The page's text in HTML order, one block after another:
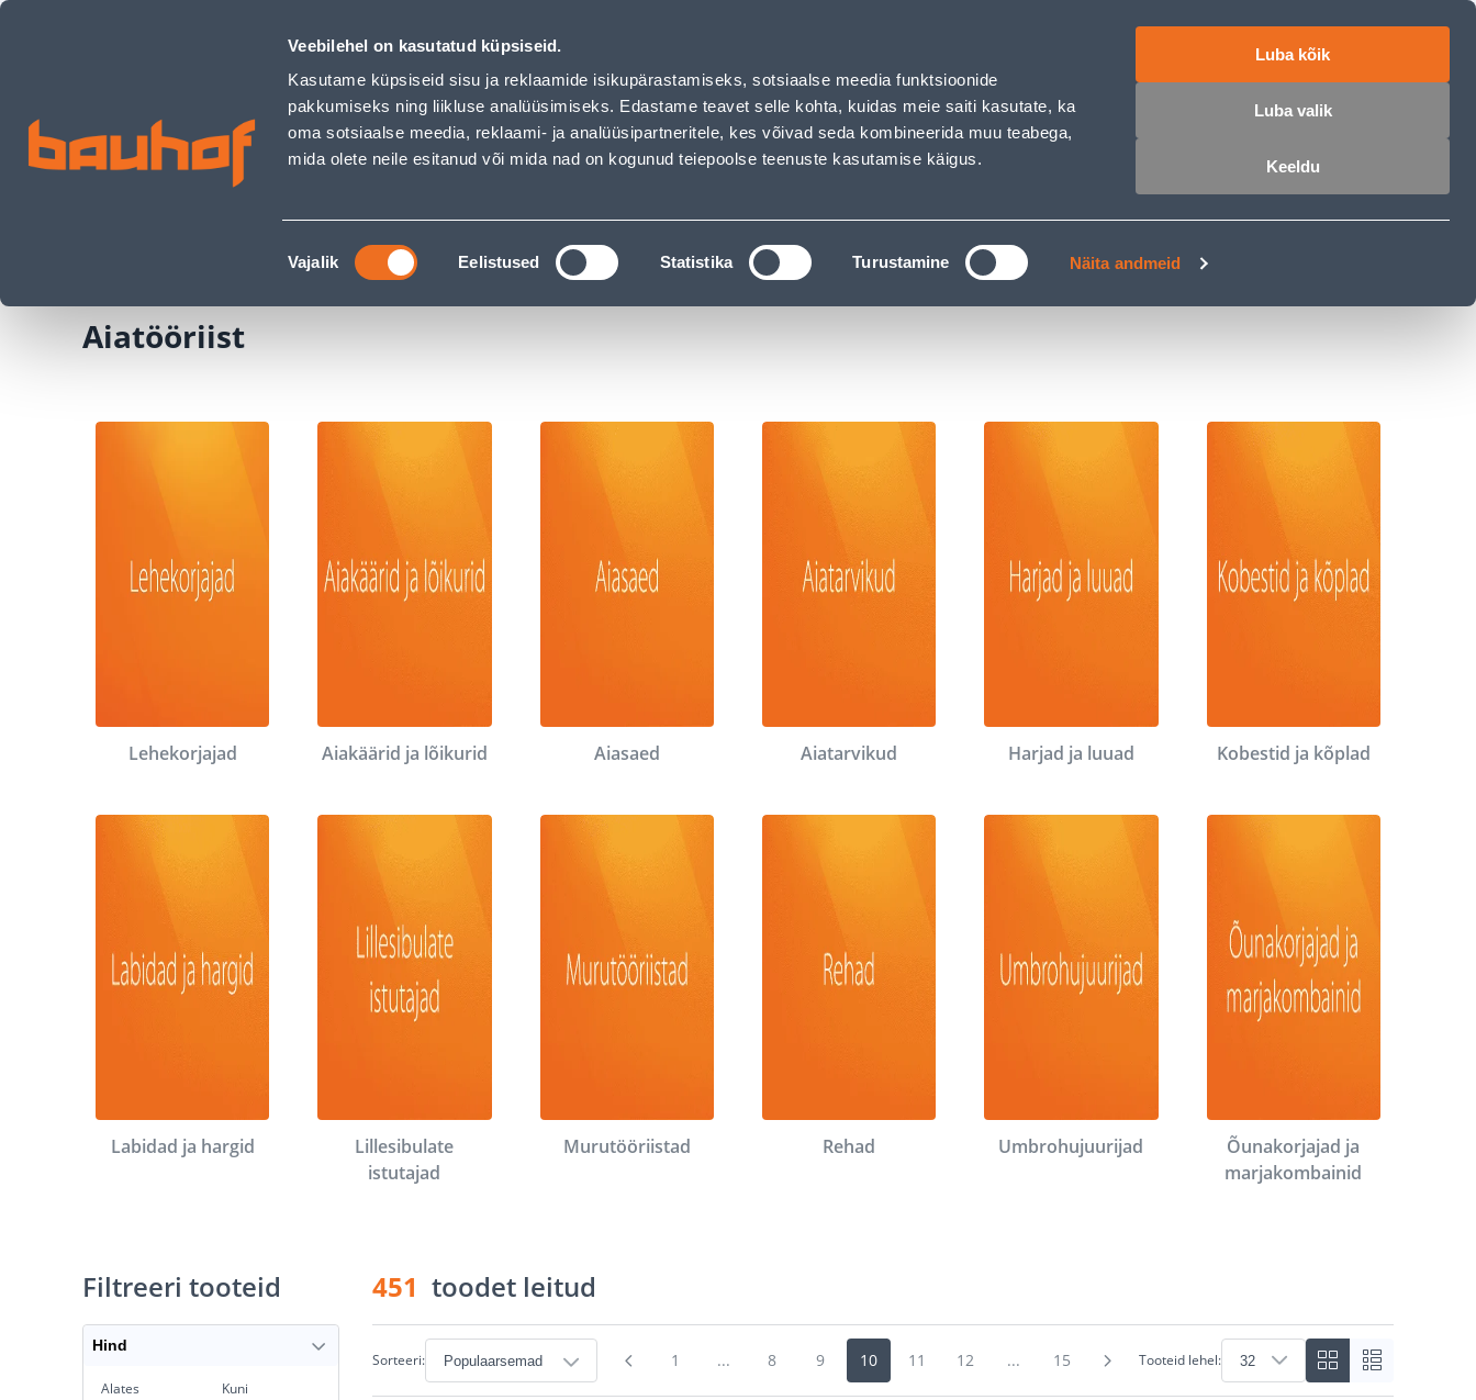
Veebilehel on kasutatud küpsiseid.
Kasutame küpsiseid sisu ja reklaamide isikupärastamiseks, sotsiaalse meedia funktsioonide
pakkumiseks ning liikluse analüüsimiseks. Edastame teavet selle kohta, kuidas meie saiti kasutate, ka
oma sotsiaalse meedia, reklaami- ja analüüsipartneritele, kes võivad seda kombineerida muu teabega,
mida olete neile esitanud või mida nad on kogunud teiepoolse teenuste kasutamise käigus.
Nõusoleku
valik
Vajalik Eelistused Statistika Turustamine Näita andmeid
Luba kõik
Luba valik
Keeldu
Aiatööriist - Bauhof has loaded ETRUEN
OTSI Logi sisse Ostukorv
TOOTED MEISTRIKLUBI BLOGI
Aed ja aiatehnika Aiatööriist
Aiatööriist
Lehekorjajad Aiakäärid ja lõikurid Aiasaed Aiatarvikud Harjad ja luuad Kobestid ja kõplad
Labidad ja hargid
Lillesibulate
istutajad
Murutööriistad Rehad Umbrohujuurijad
Õunakorjajad ja
marjakombainid
451 toodet leitud
Sorteeri: 1 ... 8 9 10 11 12 ... 15 Tooteid lehel:
Filtreeri tooteid
Hind
Alates Kuni